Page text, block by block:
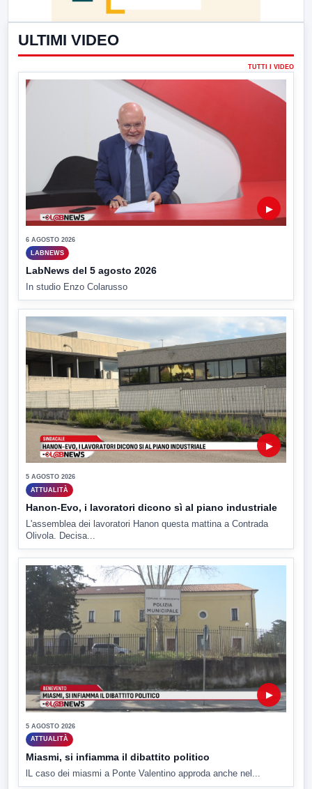
ULTIMI VIDEO
TUTTI I VIDEO
▶
6 AGOSTO 2026
LABNEWS
LabNews del 5 agosto 2026
In studio Enzo Colarusso
▶
5 AGOSTO 2026
ATTUALITÀ
Hanon-Evo, i lavoratori dicono sì al piano industriale
L'assemblea dei lavoratori Hanon questa mattina a Contrada
Olivola. Decisa...
▶
5 AGOSTO 2026
ATTUALITÀ
Miasmi, si infiamma il dibattito politico
lL caso dei miasmi a Ponte Valentino approda anche nel...